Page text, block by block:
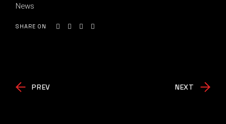
News
SHARE ON
PREV NEXT